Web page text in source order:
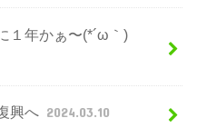
１年かぁ〜(*´ω｀)
興へ 2024.03.10